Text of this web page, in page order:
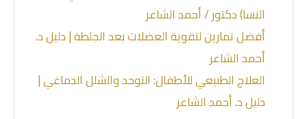
النسا) دكتور / أحمد الشاعر
أفضل تمارين لتقوية العضلات بعد الجلطة | دليل د.
أحمد الشاعر
العلاج الطبيعي للأطفال: التوحد والشلل الدماغي |
دليل د. أحمد الشاعر